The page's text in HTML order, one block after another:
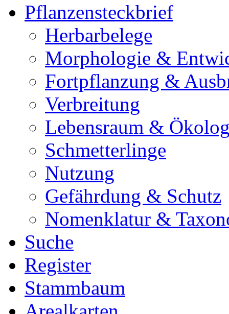
Pflanzensteckbrief
Herbarbelege
Morphologie &
Fortpflanzung &
Verbreitung
Lebensraum &
Schmetterlinge
Nutzung
Gefährdung & Schutz
Nomenklatur &
Suche
Register
Stammbaum